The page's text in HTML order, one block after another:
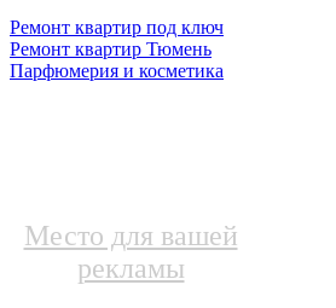
Ремонт квартир под ключ
Ремонт квартир Тюмень
Парфюмерия и косметика
Место для вашей
рекламы